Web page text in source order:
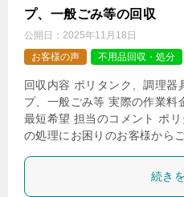
プ、一般ごみ等の回収
公開日： 2025年11月18日
お客様の声
不用品回収・処分
回収内容 ポリタンク、調理器
プ、一般ごみ等 実際の作業
最短希望 担当のコメント ポ
の処理にお困りのお客様から
続き